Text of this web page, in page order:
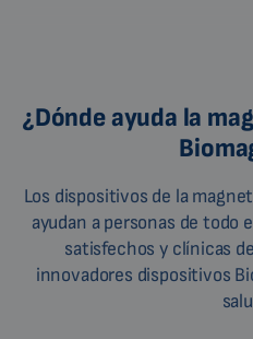
¿Dónde ayuda la
Los dispositivos de la
ayudan a personas de todo
satisfechos y clínicas
innovadores dispositivos